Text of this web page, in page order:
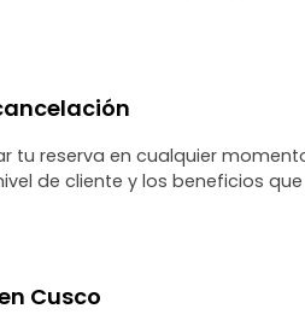
tu reserva en cualquier
de cliente y los beneficios
Cusco